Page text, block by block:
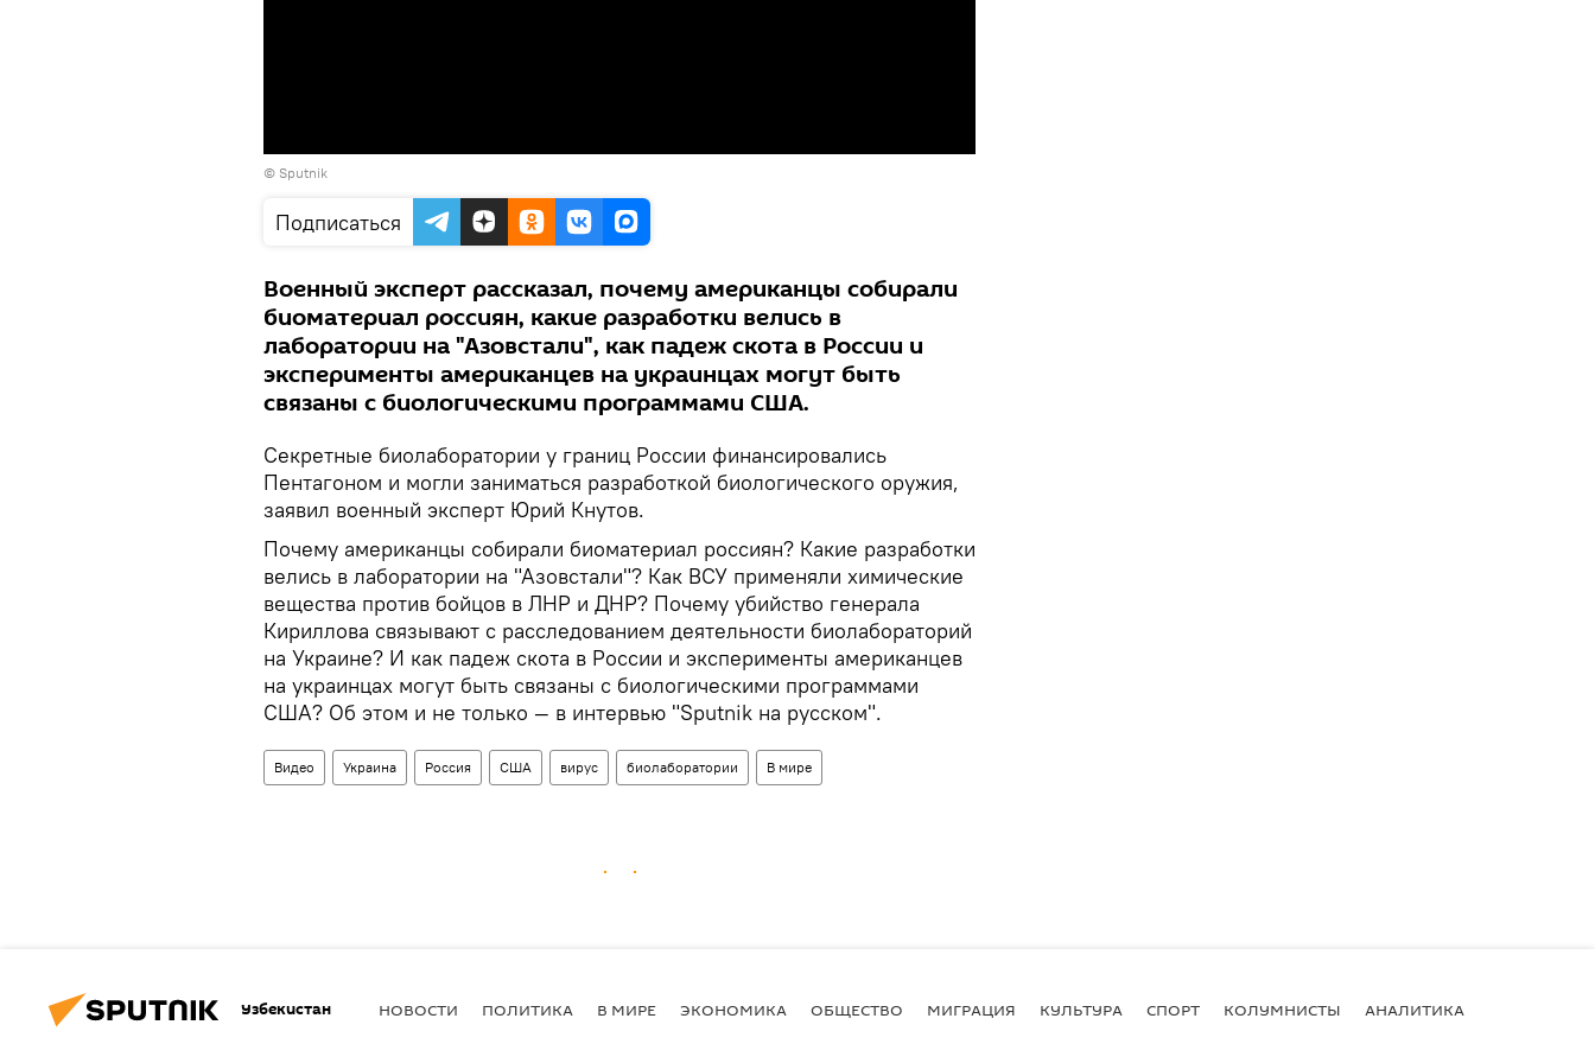
© Sputnik
Подписаться
Военный эксперт рассказал, почему американцы собирали
биоматериал россиян, какие разработки велись в
лаборатории на "Азовстали", как падеж скота в России и
эксперименты американцев на украинцах могут быть
связаны с биологическими программами США.
Секретные биолаборатории у границ России финансировались
Пентагоном и могли заниматься разработкой биологического оружия,
заявил военный эксперт Юрий Кнутов.
Почему американцы собирали биоматериал россиян? Какие разработки
велись в лаборатории на "Азовстали"? Как ВСУ применяли химические
вещества против бойцов в ЛНР и ДНР? Почему убийство генерала
Кириллова связывают с расследованием деятельности биолабораторий
на Украине? И как падеж скота в России и эксперименты американцев
на украинцах могут быть связаны с биологическими программами
США? Об этом и не только — в интервью "Sputnik на русском".
Видео Украина Россия США вирус биолаборатории В мире
Узбекистан НОВОСТИ ПОЛИТИКА В МИРЕ ЭКОНОМИКА ОБЩЕСТВО МИГРАЦИЯ КУЛЬТУРА СПОРТ КОЛУМНИСТЫ АНАЛИТИКА